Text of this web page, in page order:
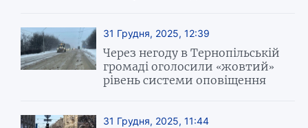
31 Грудня, 2025, 12:39
Через негоду в Тернопільській
громаді оголосили «жовтий»
рівень системи оповіщення
31 Грудня, 2025, 11:44